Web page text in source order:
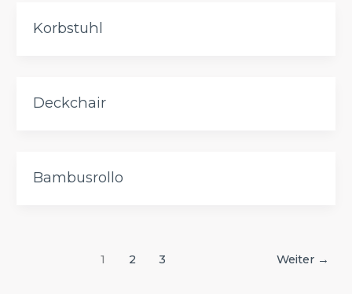
Korbstuhl
Deckchair
Bambusrollo
1 2 3 Weiter →